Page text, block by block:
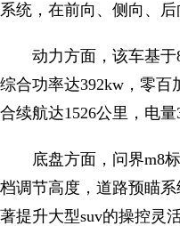
系统，在前向、侧向、后
动力方面，该车基
综合功率达392kw，零百
合续航达1526公里，电
底盘方面，问界m8
档调节高度，道路预瞄
著提升大型suv的操控灵